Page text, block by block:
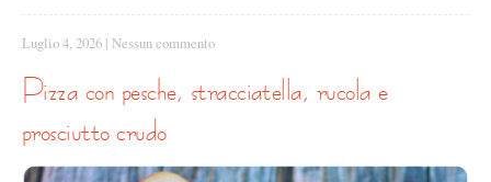
Luglio 4, 2026 | Nessun commento
pizza con pesche, stracciatella, rucola e
prosciutto crudo